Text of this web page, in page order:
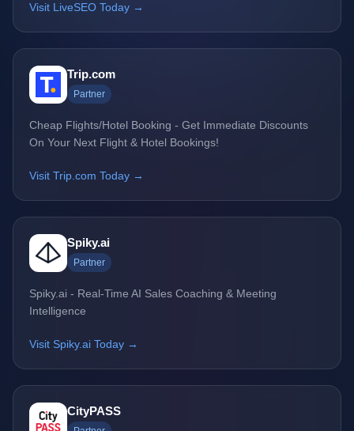
Visit LiveSEO Today →
Trip.com
Partner
Cheap Flights/Hotel Booking - Get Immediate Discounts
On Your Next Flight & Hotel Bookings!
Visit Trip.com Today →
Spiky.ai
Partner
Spiky.ai - Real-Time AI Sales Coaching & Meeting
Intelligence
Visit Spiky.ai Today →
CityPASS